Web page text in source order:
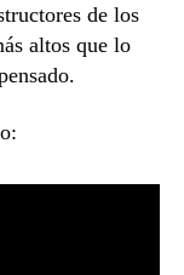
de los
altos que lo